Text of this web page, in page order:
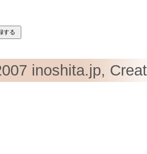
inoshita.jp,